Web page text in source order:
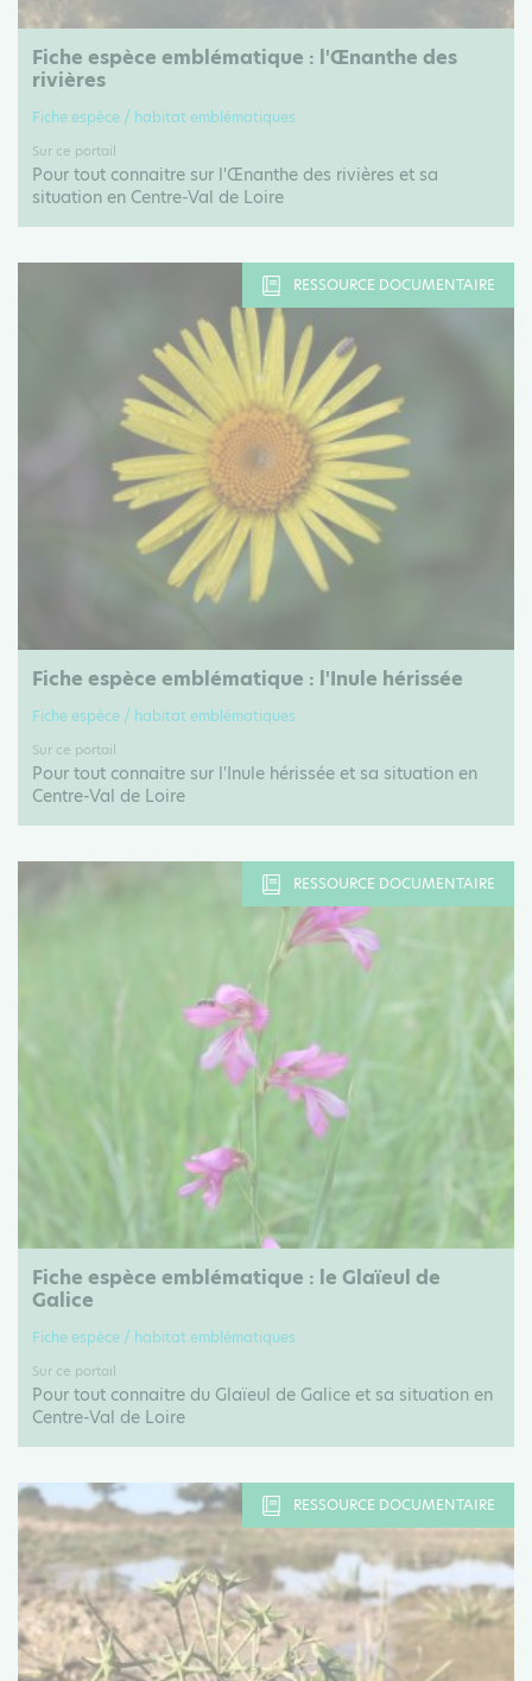
Fiche espèce emblématique : l'Œnanthe des
rivières
Fiche espèce / habitat emblématiques
Sur ce portail
Pour tout connaitre sur l'Œnanthe des rivières et sa
situation en Centre-Val de Loire
RESSOURCE DOCUMENTAIRE
Fiche espèce emblématique : l'Inule hérissée
Fiche espèce / habitat emblématiques
Sur ce portail
Pour tout connaitre sur l'Inule hérissée et sa situation en
Centre-Val de Loire
RESSOURCE DOCUMENTAIRE
Fiche espèce emblématique : le Glaïeul de
Galice
Fiche espèce / habitat emblématiques
Sur ce portail
Pour tout connaitre du Glaïeul de Galice et sa situation en
Centre-Val de Loire
RESSOURCE DOCUMENTAIRE